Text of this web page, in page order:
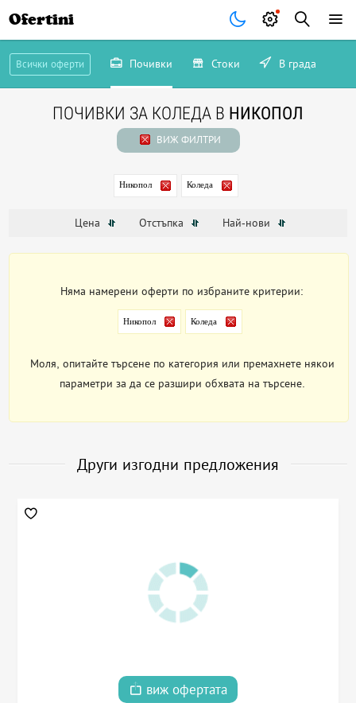
Ofertini
Всички оферти Почивки Стоки В града
ПОЧИВКИ ЗА КОЛЕДА В НИКОПОЛ
ВИЖ ФИЛТРИ
Никопол Коледа
Цена Отстъпка Най-нови
Няма намерени оферти по избраните критерии:
Никопол Коледа
Моля, опитайте търсене по категория или премахнете някои
параметри за да се разшири обхвата на търсене.
Други изгодни предложения
виж офертата